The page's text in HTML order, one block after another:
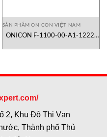
SẢN PHẨM ONICON VIỆT NAM
ONICON F-1100-00-A1-1222|
insertion
2, Khu Đô Thị Vạn
Thành phố Thủ